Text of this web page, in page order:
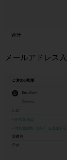
メールアドレス